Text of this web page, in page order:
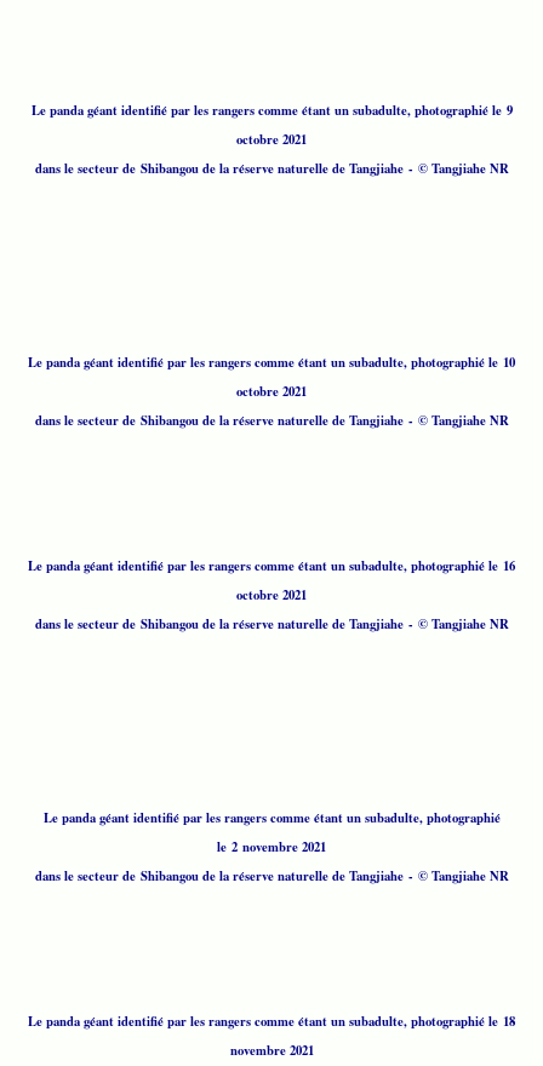
Le panda géant identifié par les rangers comme étant un subadulte, photographié le 9
octobre 2021
dans le secteur de Shibangou de la réserve naturelle de Tangjiahe- © Tangjiahe NR
Le panda géant identifié par les rangers comme étant un subadulte, photographié le 10
octobre 2021
dans le secteur de Shibangou de la réserve naturelle de Tangjiahe - © Tangjiahe NR
Le panda géant identifié par les rangers comme étant un subadulte, photographié le 16
octobre 2021
dans le secteur de Shibangou de la réserve naturelle de Tangjiahe - © Tangjiahe NR
Le panda géant identifié par les rangers comme étant un subadulte, photographié
le 2 novembre 2021
dans le secteur de Shibangou de la réserve naturelle de Tangjiahe - © Tangjiahe NR
Le panda géant identifié par les rangers comme étant un subadulte, photographié le 18
novembre 2021